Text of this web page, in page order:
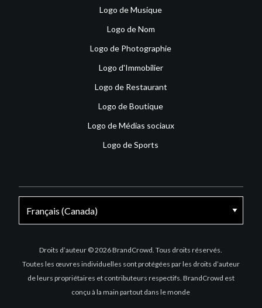
Logo de Musique
Logo de Nom
Logo de Photographie
Logo d'Immobilier
Logo de Restaurant
Logo de Boutique
Logo de Médias sociaux
Logo de Sports
Droits d’auteur © 2026 BrandCrowd. Tous droits réservés.
Toutes les œuvres individuelles sont protégées par les droits d’auteur
de leurs propriétaires et contributeurs respectifs. BrandCrowd est
conçu à la main partout dans le monde